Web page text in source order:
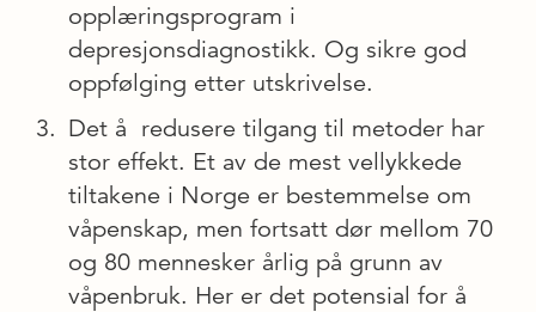
opplæringsprogram i
depresjonsdiagnostikk. Og sikre god
oppfølging etter utskrivelse.
Det å redusere tilgang til metoder har
stor effekt. Et av de mest vellykkede
tiltakene i Norge er bestemmelse om
våpenskap, men fortsatt dør mellom 70
og 80 mennesker årlig på grunn av
våpenbruk. Her er det potensial for å